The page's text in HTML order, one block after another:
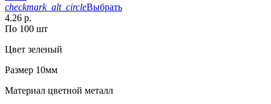
checkmark_alt_circleВыбрать
4.26 р.
По 100 шт
Цвет зеленый
Размер 10мм
Материал цветной металл